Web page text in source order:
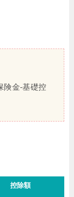
険金-基礎控
控除額